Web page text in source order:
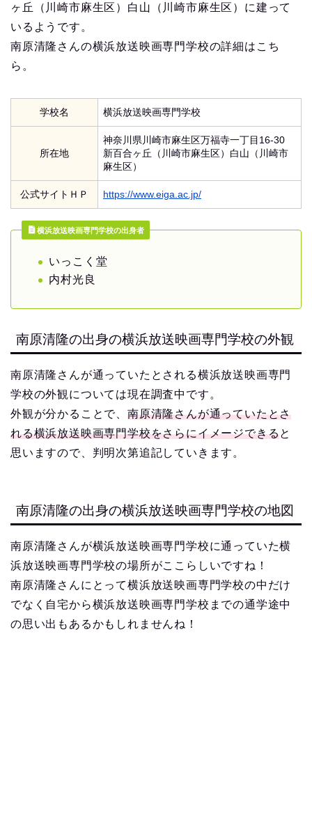
ヶ丘（川崎市麻生区）白山（川崎市麻生区）に建って
いるようです。
南原清隆さんの横浜放送映画専門学校の詳細はこち
ら。
学校名 横浜放送映画専門学校
所在地
神奈川県川崎市麻生区万福寺一丁目16-30
新百合ヶ丘（川崎市麻生区）白山（川崎市
麻生区）
公式サイトＨＰ https://www.eiga.ac.jp/
横浜放送映画専門学校の出身者
いっこく堂
内村光良
南原清隆の出身の横浜放送映画専門学校の外観
南原清隆さんが通っていたとされる横浜放送映画専門
学校の外観については現在調査中です。
外観が分かることで、 南原清隆さんが通っていたとさ
れる横浜放送映画専門学校をさらにイメージできると
思いますので、判明次第追記していきます。
南原清隆の出身の横浜放送映画専門学校の地図
南原清隆さんが横浜放送映画専門学校に通っていた横
浜放送映画専門学校の場所がここらしいですね！
南原清隆さんにとって横浜放送映画専門学校の中だけ
でなく自宅から横浜放送映画専門学校までの通学途中
の思い出もあるかもしれませんね！